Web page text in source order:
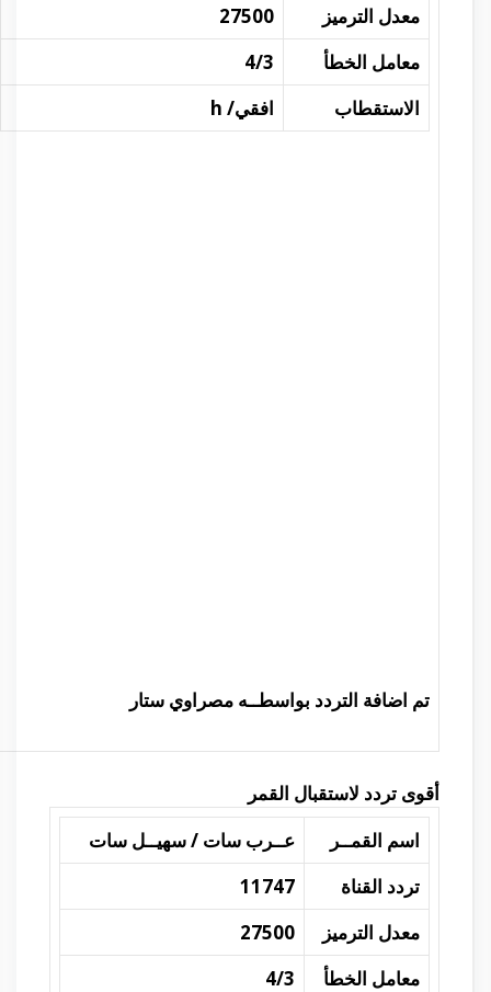
معدل الترميز
27500
معامل الخطأ
4/3
الاستقطاب
افقي/ h
تم اضافة التردد بواسطــه مصراوي ستار
أقوى تردد لاستقبال القمر
اسم القمــر
عــرب سات / سهيــل سات
تردد القناة
11747
معدل الترميز
27500
معامل الخطأ
4/3